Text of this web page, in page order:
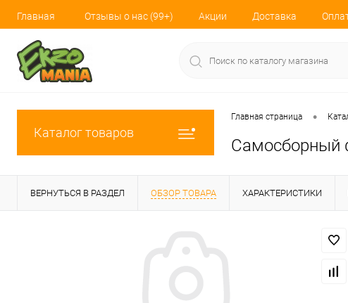
Главная Отзывы о нас (99+) Акции Доставка
Каталог товаров
Главная страница •
Самосборный
ВЕРНУТЬСЯ В РАЗДЕЛ ОБЗОР ТОВАРА ХАРАКТЕРИСТИКИ